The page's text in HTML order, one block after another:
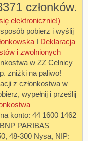
członków.
elektronicznie!)
pobierz i wyślij
I Deklaracja
i zwolnionych
w ZZ Celnicy
zniżki na paliwo!
z członkostwa w
wypełnij i prześlij
konto: 44 1600 1462
PARIBAS
48-300 Nysa, NIP: